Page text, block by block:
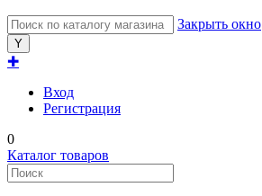
Закрыть окно
✚
Вход
Регистрация
0
Каталог товаров